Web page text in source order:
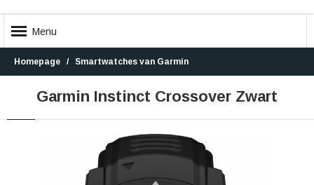
Menu
Homepage Smartwatches van Garmin
Garmin Instinct Crossover Zwart